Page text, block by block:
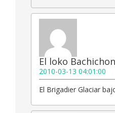
El loko Bachichon
2010-03-13 04:01:00
El Brigadier Glaciar